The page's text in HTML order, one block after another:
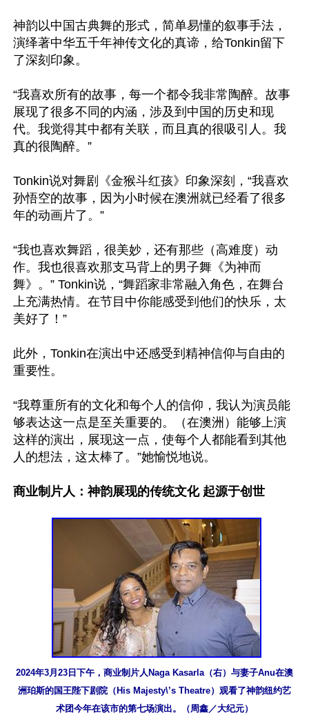
神韵以中国古典舞的形式，简单易懂的叙事手法，
演绎著中华五千年神传文化的真谛，给Tonkin留下
了深刻印象。
“我喜欢所有的故事，每一个都令我非常陶醉。故事
展现了很多不同的内涵，涉及到中国的历史和现
代。我觉得其中都有关联，而且真的很吸引人。我
真的很陶醉。”
Tonkin说对舞剧《金猴斗红孩》印象深刻，“我喜欢
孙悟空的故事，因为小时候在澳洲就已经看了很多
年的动画片了。”
“我也喜欢舞蹈，很美妙，还有那些（高难度）动
作。我也很喜欢那支马背上的男子舞《为神而
舞》。” Tonkin说，“舞蹈家非常融入角色，在舞台
上充满热情。在节目中你能感受到他们的快乐，太
美好了！”
此外，Tonkin在演出中还感受到精神信仰与自由的
重要性。
“我尊重所有的文化和每个人的信仰，我认为演员能
够表达这一点是至关重要的。（在澳洲）能够上演
这样的演出，展现这一点，使每个人都能看到其他
人的想法，这太棒了。”她愉悦地说。
商业制片人：神韵展现的传统文化 起源于创世
2024年3月23日下午，商业制片人Naga Kasarla（右）与妻子Anu在澳
洲珀斯的国王陛下剧院（His Majesty\’s Theatre）观看了神韵纽约艺
术团今年在该市的第七场演出。（周鑫／大纪元）